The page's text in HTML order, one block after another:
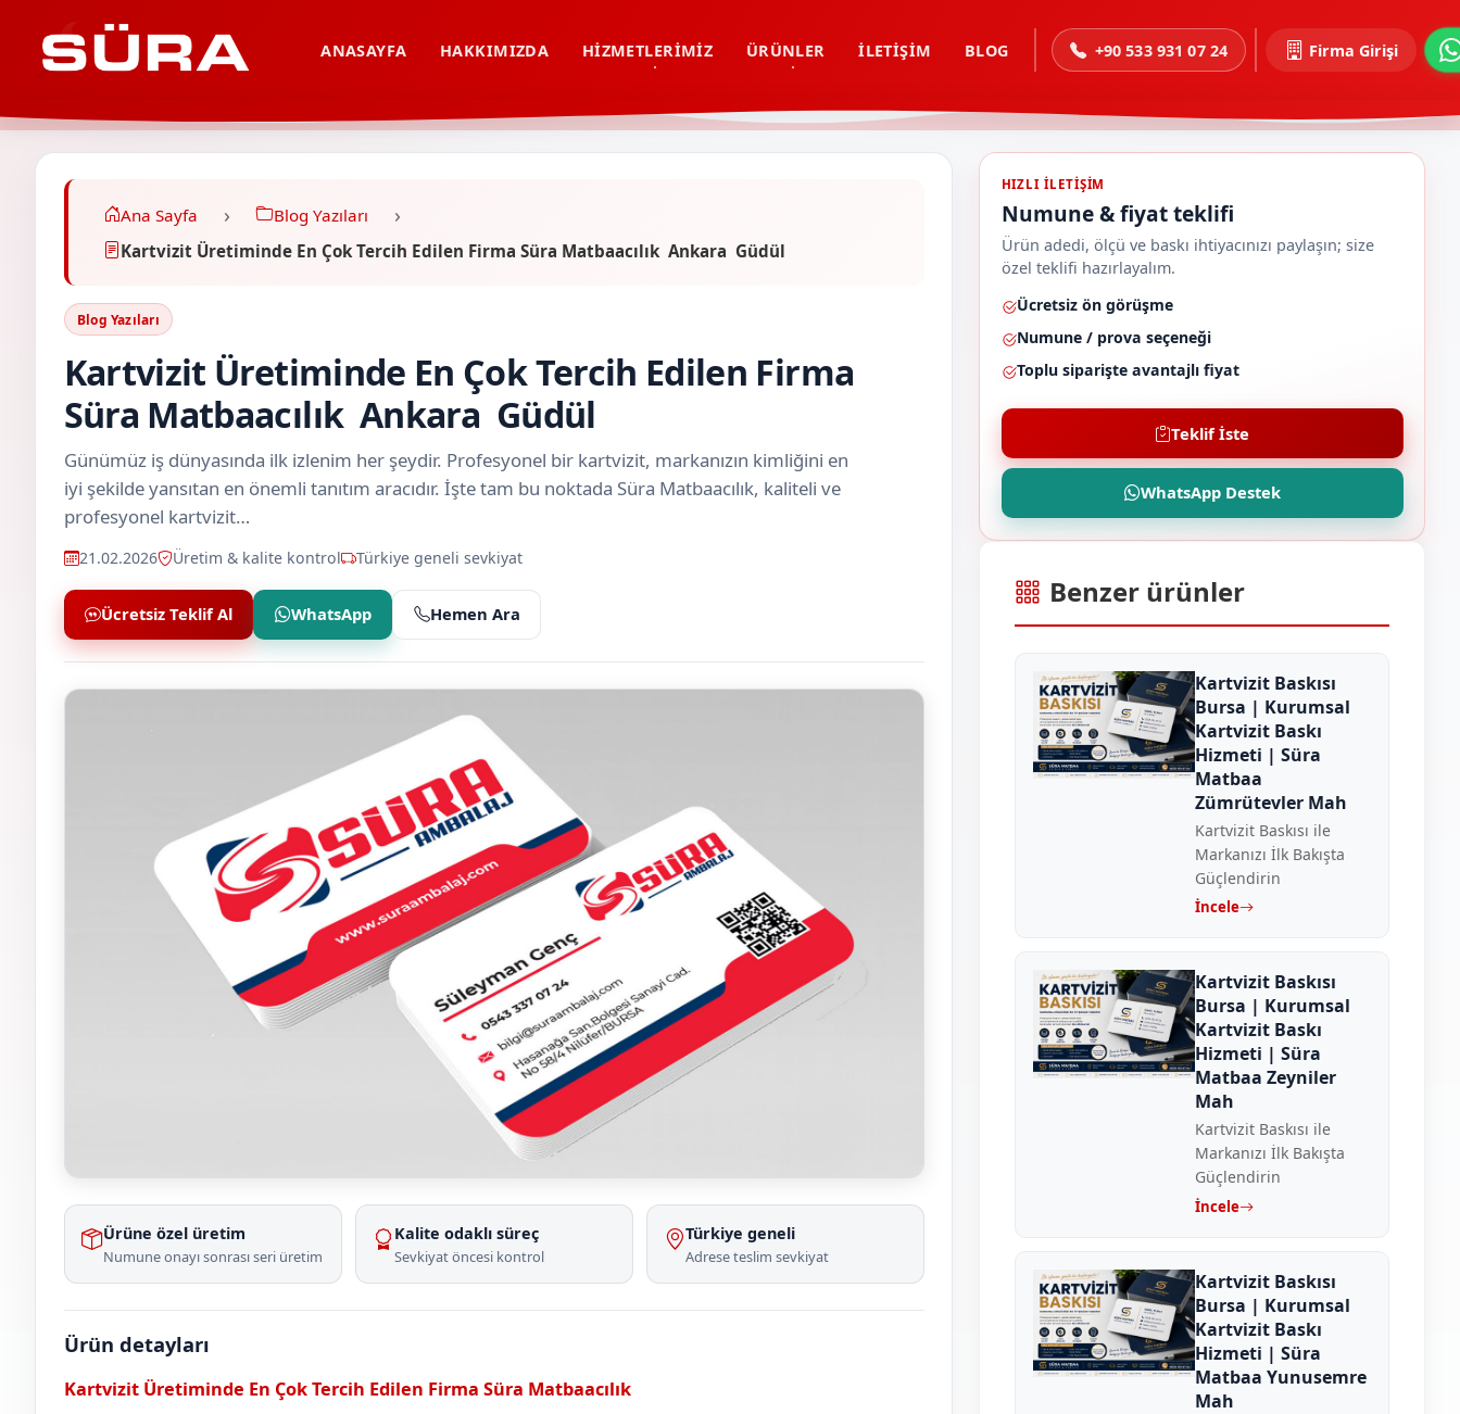
ANASAYFA HAKKIMIZDA HIZMETLERIMIZ ÜRÜNLER İLETIŞIM BLOG +90 533 931 07 24 Firma Girişi
Ana Sayfa
Blog Yazıları
Kartvizit Üretiminde En Çok Tercih Edilen Firma Süra Matbaacılık Ankara Güdül
Blog Yazıları
Kartvizit Üretiminde En Çok Tercih Edilen Firma
Süra Matbaacılık Ankara Güdül
Günümüz iş dünyasında ilk izlenim her şeydir. Profesyonel bir kartvizit, markanızın kimliğini en
iyi şekilde yansıtan en önemli tanıtım aracıdır. İşte tam bu noktada Süra Matbaacılık, kaliteli ve
profesyonel kartvizit…
21.02.2026 Üretim & kalite kontrol Türkiye geneli sevkiyat
Ücretsiz Teklif Al WhatsApp Hemen Ara
Ürüne özel üretim
Numune onayı sonrası seri üretim
Kalite odaklı süreç
Sevkiyat öncesi kontrol
Türkiye geneli
Adrese teslim sevkiyat
Ürün detayları
Kartvizit Üretiminde En Çok Tercih Edilen Firma Süra Matbaacılık
HIZLI ILETIŞIM
Numune & fiyat teklifi
Ürün adedi, ölçü ve baskı ihtiyacınızı paylaşın; size
özel teklifi hazırlayalım.
Ücretsiz ön görüşme
Numune / prova seçeneği
Toplu siparişte avantajlı fiyat
Teklif İste
WhatsApp Destek
Benzer ürünler
Kartvizit Baskısı
Bursa | Kurumsal
Kartvizit Baskı
Hizmeti | Süra
Matbaa
Zümrütevler Mah
Kartvizit Baskısı ile
Markanızı İlk Bakışta
Güçlendirin
İncele
Kartvizit Baskısı
Bursa | Kurumsal
Kartvizit Baskı
Hizmeti | Süra
Matbaa Zeyniler
Mah
Kartvizit Baskısı ile
Markanızı İlk Bakışta
Güçlendirin
İncele
Kartvizit Baskısı
Bursa | Kurumsal
Kartvizit Baskı
Hizmeti | Süra
Matbaa Yunusemre
Mah